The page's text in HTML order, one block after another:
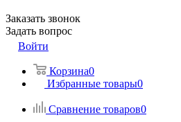
Заказать звонок
Задать вопрос
Войти
Корзина0
Избранные товары0
Сравнение товаров0